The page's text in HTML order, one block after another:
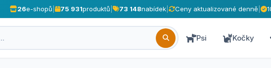
26e-shopů 75 931produktů 73 148nabídek| Ceny aktualizované denně
Psi Kočky